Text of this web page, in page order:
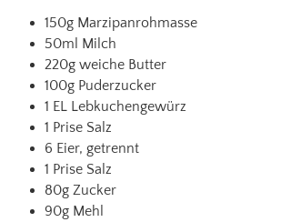
150g Marzipanrohmasse
50ml Milch
220g weiche Butter
100g Puderzucker
1 EL Lebkuchengewürz
1 Prise Salz
6 Eier, getrennt
1 Prise Salz
80g Zucker
90g Mehl